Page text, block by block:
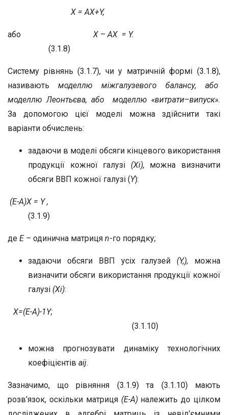
X = AX+Y,
або
Х – АХ = Y.
(3.1.8)
Систему рівнянь (3.1.7), чи у матричній формі (3.1.8),
називають моделлю міжгалузевого балансу, або
моделлю Леонтьєва, або моделлю «витрати–випуск».
За допомогою цієї моделі можна здійснити такі
варіанти обчислень:
задаючи в моделі обсяги кінцевого використання
продукції кожної галузі (Хi), можна визначити
обсяги ВВП кожної галузі (Y):
(E-A)X = Y ,
(3.1.9)
де Е – одинична матриця n-го порядку;
задаючи обсяги ВВП усіх галузей (Y,), можна
визначити обсяги використання продукції кожної
галузі (Хi):
X=(E-A)-1Y;
(3.1.10)
можна прогнозувати динаміку технологічних
коефіцієнтів аij.
Зазначимо, що рівняння (3.1.9) та (3.1.10) мають
розв’язок, оскільки матриця (E-A) належить до цілком